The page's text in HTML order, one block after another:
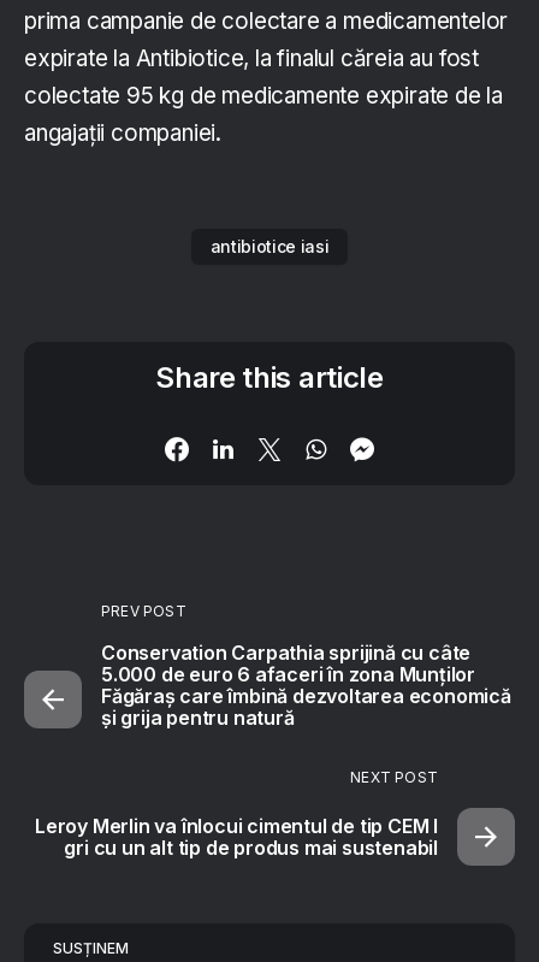
prima campanie de colectare a medicamentelor
expirate la Antibiotice, la finalul căreia au fost
colectate 95 kg de medicamente expirate de la
angajații companiei.
antibiotice iasi
Share this article
PREV POST
Conservation Carpathia sprijină cu câte
5.000 de euro 6 afaceri în zona Munților
Făgăraș care îmbină dezvoltarea economică
și grija pentru natură
NEXT POST
Leroy Merlin va înlocui cimentul de tip CEM I
gri cu un alt tip de produs mai sustenabil
SUSȚINEM